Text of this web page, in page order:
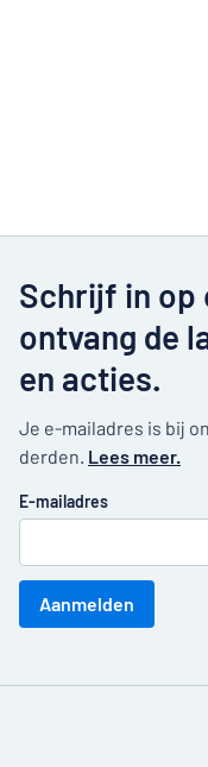
Schrijf in op
ontvang de
en acties.
Je e-mailadres is bij
derden. Lees meer.
E-mailadres
Aanmelden